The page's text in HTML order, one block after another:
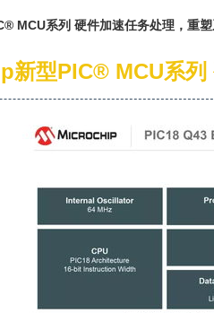
MCU系列 硬件加速任务处理，重
新型PIC® MCU系列